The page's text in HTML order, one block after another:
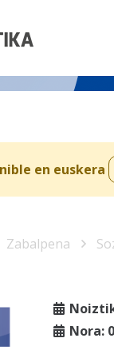
en euskera
Zabalpena
Nora: